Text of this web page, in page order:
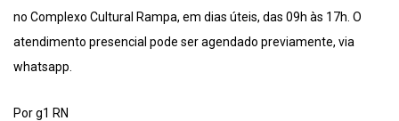
no Complexo Cultural Rampa, em dias úteis, das 09h às 17h. O
atendimento presencial pode ser agendado previamente, via
whatsapp.
Por g1 RN